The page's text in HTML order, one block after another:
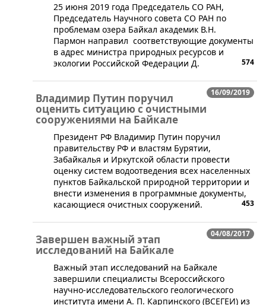
​25 июня 2019 года Председатель СО РАН,
Председатель Научного совета СО РАН по
проблемам озера Байкал академик В.Н.
Пармон направил соответствующие документы
в адрес министра природных ресурсов и
экологии Российской Федерации Д.
574
16/09/2019
Владимир Путин поручил
оценить ситуацию с очистными
сооружениями на Байкале
​Президент РФ Владимир Путин поручил
правительству РФ и властям Бурятии,
Забайкалья и Иркутской области провести
оценку систем водоотведения всех населенных
пунктов Байкальской природной территории и
внести изменения в программные документы,
касающиеся очистных сооружений.
453
04/08/2017
Завершен важный этап
исследований на Байкале
​Важный этап исследований на Байкале
завершили специалисты Всероссийского
научно-исследовательского геологического
института имени А. П. Карпинского (ВСЕГЕИ) из